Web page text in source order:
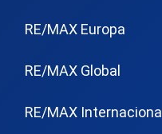
RE/MAX Europa
RE/MAX Global
RE/MAX Internacional